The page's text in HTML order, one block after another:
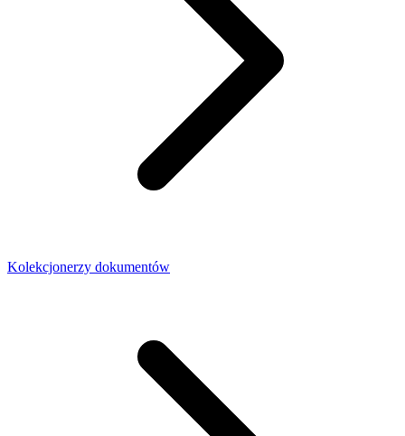
Kolekcjonerzy dokumentów